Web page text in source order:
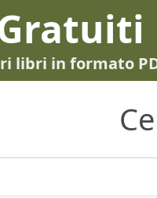
libri in formato